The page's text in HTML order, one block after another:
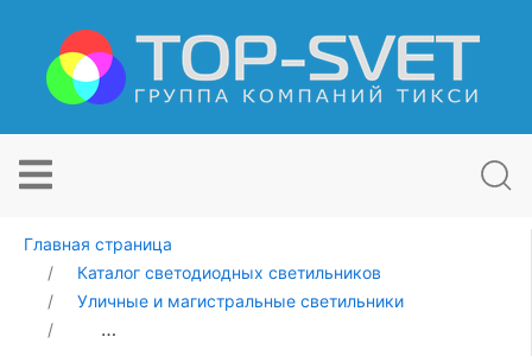
Главная страница
Каталог светодиодных светильников
Уличные и магистральные светильники
Уличный светодиодный светильник Свет НН ССдУ 01